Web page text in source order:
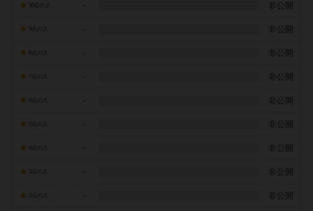
- 非公開
- 非公開
- 非公開
7点の人 - 非公開
- 非公開
- 非公開
- 非公開
- 非公開
- 非公開